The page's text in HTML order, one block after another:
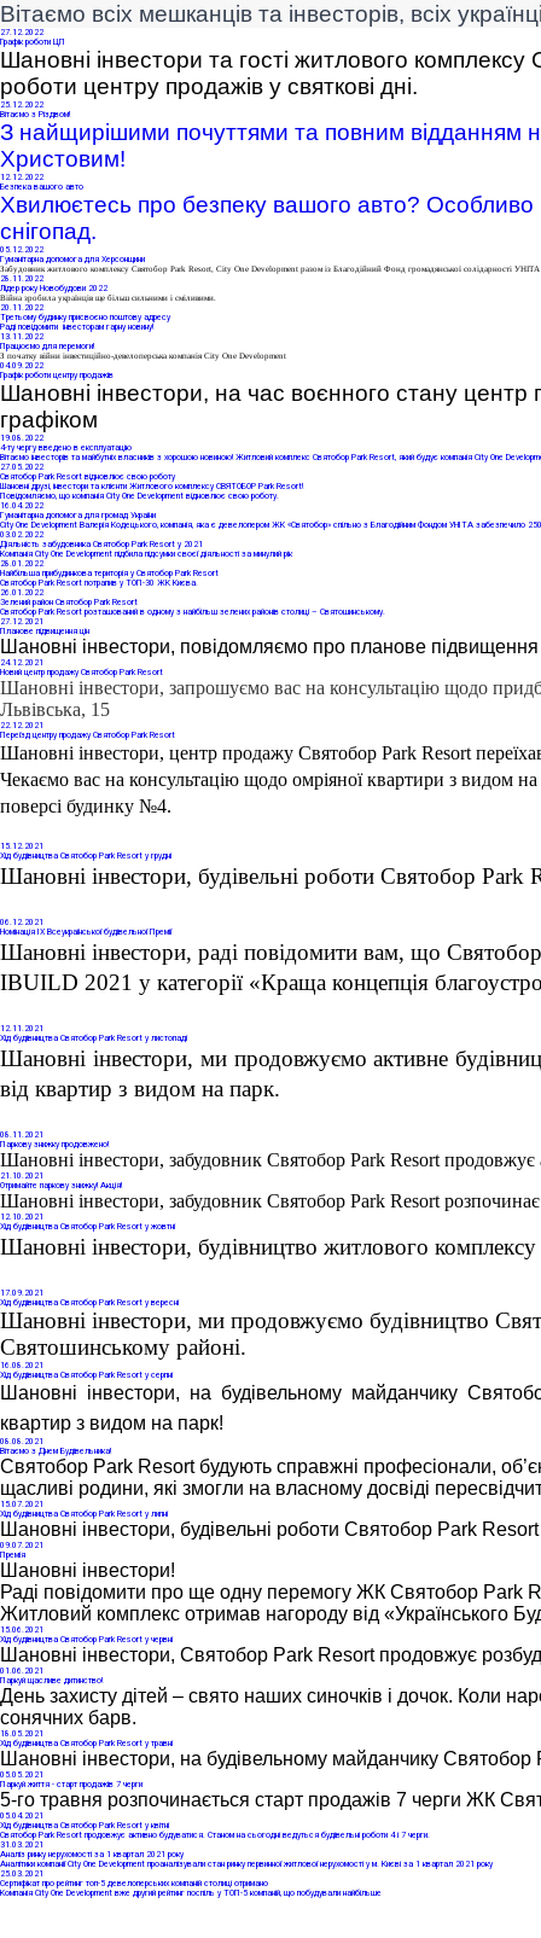
Вітаємо всіх мешканців та інвесторів, всіх
27.12.2022
Графік роботи ЦП
Шановні інвестори та гості житлового
роботи центру продажів у святкові дні.
25.12.2022
Вітаємо з Різдвом!
З найщирішими почуттями та повним відданням
Христовим!
12.12.2022
Безпека вашого авто
Хвилюєтесь про безпеку вашого авто? Особливо
снігопад.
05.12.2022
Гуманітарна допомога для Херсонщини
Забудовник житлового комплексу Святобор Park Resort, City One Development разом із Благодійний Фонд громадянської солідарності УНІТА
28.11.2022
Лідер року Новобудови 2022
Війна зробила українців ще більш сильними і сміливими.
20.11.2022
Третьому будинку присвоєно поштову адресу
Раді повідомити інвесторам гарну новину!
13.11.2022
Працюємо для перемоги!
З початку війни інвестиційно-девелоперська компанія City One Development
04.09.2022
Графік роботи центру продажів
Шановні інвестори, на час воєнного стану
графіком
19.08.2022
4-ту чергу введено в експлуатацію
Вітаємо інвесторів та майбутніх власників з хорошою новиною! Житловий комплекс Святобор Park Resort, який будує компанія City One
27.05.2022
Святобор Park Resort відновлює свою роботу
Шановні друзі, інвестори та клієнти Житлового комплексу СВЯТОБОР Park Resort!
Повідомляємо, що компанія City One Development відновлює свою роботу.
16.04.2022
Гуманітарна допомога для громад України
City One Development Валерія Кодецького, компанія, яка є девелопером ЖК «Святобор» спільно з Благодійним Фондом УНІТА забезпечило 250
03.02.2022
Діяльність забудовника Cвятобор Park Resort у 2021
Компанія City One Development підбила підсумки своєї діяльності за минулий рік
28.01.2022
Найбільша прибудинкова територія у Святобор Park Resort
Святобор Park Resort потрапив у ТОП-30 ЖК Києва.
26.01.2022
Зелений район Святобор Park Resort
Святобор Park Resort розташований в одному з найбільш зелених районів столиці – Святошинському.
27.12.2021
Планове підвищення цін
Шановні інвестори, повідомляємо про планове
24.12.2021
Новий центр продажу Святобор Park Resort
Шановні інвестори, запрошуємо вас на консультацію щодо
Львівська, 15
22.12.2021
Переїзд центру продажу Святобор Park Resort
Шановні інвестори, центр продажу Святобор Park Resort
Чекаємо вас на консультацію щодо омріяної квартири з видом
поверсі будинку №4.
15.12.2021
Хід будівництва Святобор Park Resort у грудні
Шановні інвестори, будівельні роботи Святобор Park
06.12.2021
Номінація IX Всеукраїнської будівельної Премії
Шановні інвестори, раді повідомити вам, що
IBUILD 2021 у категорії «Краща концепція
12.11.2021
Хід будівництва Святобор Park Resort у листопаді
Шановні інвестори, ми продовжуємо активне
від квартир з видом на парк.
08.11.2021
Паркову знижку продовжено!
Шановні інвестори, забудовник Святобор Park Resort
21 .10.2021
Отримайте паркову знижку! Акція!
Шановні інвестори, забудовник Святобор Park Resort
12.10.2021
Хід будівництва Святобор Park Resort у жовтні
Шановні інвестори, будівництво житлового
17.09.2021
Хід будівництва Святобор Park Resort у вересні
Шановні інвестори, ми продовжуємо будівництво
Святошинському районі.
16.08.2021
Хід будівництва Святобор Park Resort у серпні
Шановні інвестори, на будівельному майданчику
квартир з видом на парк!
08.08.2021
Вітаємо з Днем Будівельника!
Святобор Park Resort будують справжні професіонали,
щасливі родини, які змогли на власному досвіді
15.07.2021
Хід будівництва Святобор Park Resort у липні
Шановні інвестори, будівельні роботи Святобор Park
09.07.2021
Премія
Шановні інвестори!
Раді повідомити про ще одну перемогу ЖК Святобор Park
Житловий комплекс отримав нагороду від «Українського
15.06.2021
Хід будівництва Святобор Park Resort у червні
Шановні інвестори, Святобор Park Resort продовжує
01 .06.2021
Паркуй щасливе дитинство!
День захисту дітей – свято наших синочків і дочок. Коли
сонячних барв.
18.05.2021
Хід будівництва Святобор Park Resort у травні
Шановні інвестори, на будівельному майданчику
05.05.2021
Паркуй життя - старт продажів 7 черги
5-го травня розпочинається старт продажів 7 черги ЖК
05.04.2021
Хід будівництва Святобор Park Resort у квітні
Святобор Park Resort продовжує активно будуватися. Станом на сьогодні ведуться будівельні роботи 4 і 7 черги.
31 .03.2021
Аналіз ринку нерухомості за 1 квартал 2021 року
Аналітики компанії City One Development проаналізували стан ринку первинної житлової нерухомості у м. Києві за 1 квартал 2021 року
25.03.2021
Сертифікат про рейтинг топ-5 девелоперських компаній столиці отримано
Компанія Сity One Development вже другий рейтинг поспіль у ТОП-5 компаній, що побудували найбільше